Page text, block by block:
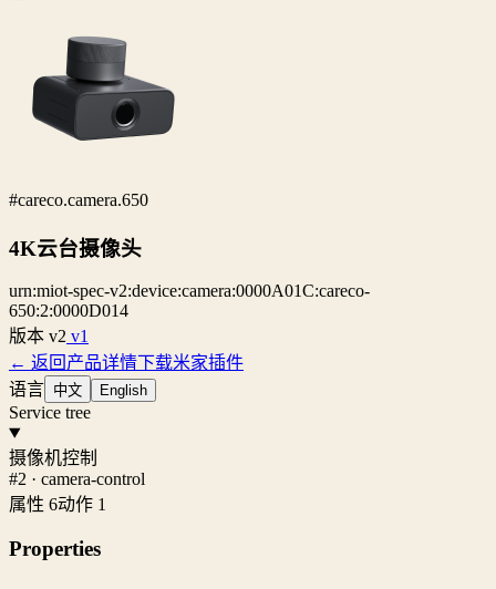
#careco.camera.650
4K云台摄像头
urn:miot-spec-v2:device:camera:0000A01C:careco-
650:2:0000D014
版本 v2 v1
← 返回产品详情下载米家插件
语言 中文 English
Service tree
摄像机控制
#2 · camera-control
属性 6动作 1
Properties